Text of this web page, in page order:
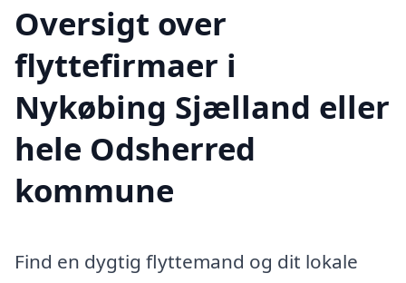
Oversigt over
flyttefirmaer i
Nykøbing Sjælland eller
hele Odsherred
kommune
Find en dygtig flyttemand og dit lokale